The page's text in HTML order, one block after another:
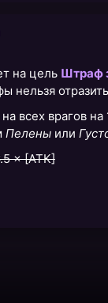
на цель Штраф
нельзя
на всех врагов
Пелены или
× [АТК]